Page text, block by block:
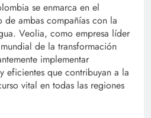
se enmarca en el
ambas compañías con la
Veolia, como empresa líder
de la transformación
implementar
eficientes que contribuyan a la
vital en todas las regiones